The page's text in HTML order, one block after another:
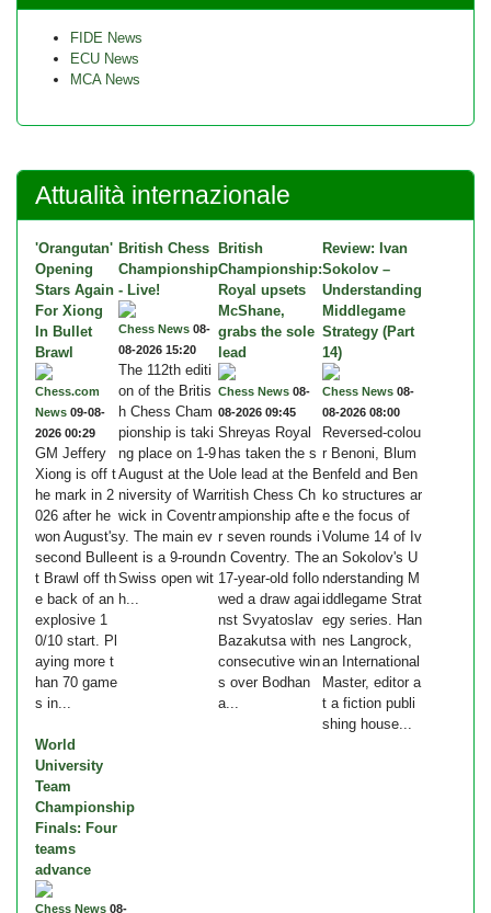
FIDE News
ECU News
MCA News
Attualità internazionale
'Orangutan'
Opening
Stars Again
For Xiong
In Bullet
Brawl
Chess.com
News 09-08-
2026 00:29
GM Jeffery
Xiong is off t
he mark in 2
026 after he
won August's
second Bulle
t Brawl off th
e back of an
explosive 1
0/10 start. Pl
aying more t
han 70 game
s in...
British Chess
Championship
- Live!
Chess News 08-
08-2026 15:20
The 112th editi
on of the Britis
h Chess Cham
pionship is taki
ng place on 1-9
August at the U
niversity of War
wick in Coventr
y. The main ev
ent is a 9-round
Swiss open wit
h...
British
Championship:
Royal upsets
McShane,
grabs the sole
lead
Chess News 08-
08-2026 09:45
Shreyas Royal
has taken the s
ole lead at the B
ritish Chess Ch
ampionship afte
r seven rounds i
n Coventry. The
17-year-old follo
wed a draw agai
nst Svyatoslav
Bazakutsa with
consecutive win
s over Bodhan
a...
Review: Ivan
Sokolov –
Understanding
Middlegame
Strategy (Part
14)
Chess News 08-
08-2026 08:00
Reversed-colou
r Benoni, Blum
enfeld and Ben
ko structures ar
e the focus of
Volume 14 of Iv
an Sokolov's U
nderstanding M
iddlegame Strat
egy series. Han
nes Langrock,
an International
Master, editor a
t a fiction publi
shing house...
World
University
Team
Championship
Finals: Four
teams
advance
Chess News 08-